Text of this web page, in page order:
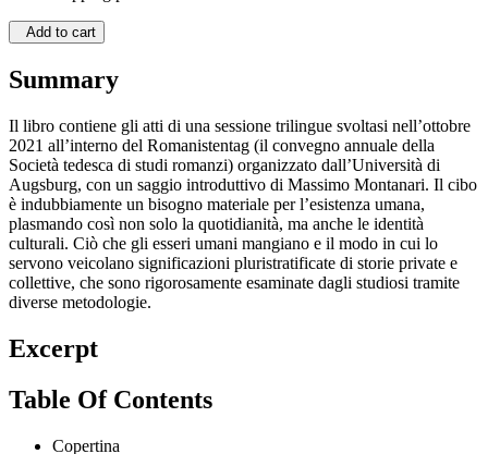
Summary
Il libro contiene gli atti di una sessione trilingue svoltasi nell’ottobre
2021 all’interno del Romanistentag (il convegno annuale della
Società tedesca di studi romanzi) organizzato dall’Università di
Augsburg, con un saggio introduttivo di Massimo Montanari. Il cibo
è indubbiamente un bisogno materiale per l’esistenza umana,
plasmando così non solo la quotidianità, ma anche le identità
culturali. Ciò che gli esseri umani mangiano e il modo in cui lo
servono veicolano significazioni pluristratificate di storie private e
collettive, che sono rigorosamente esaminate dagli studiosi tramite
Excerpt